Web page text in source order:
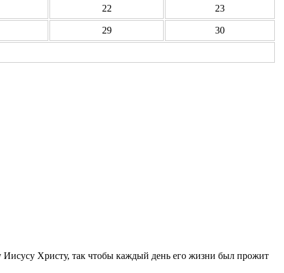
22 23
29 30
Христу, так чтобы каждый день его жизни был прожит